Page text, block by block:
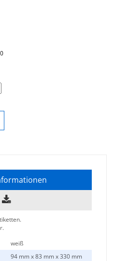
weiß
94 mm x 83 mm x 330 mm